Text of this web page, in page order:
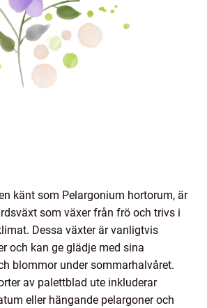
känt som Pelargonium hortorum, är
som växer från frö och trivs i
Dessa växter är vanligtvis
och kan ge glädje med sina
blommor under sommarhalvåret.
av palettblad ute inkluderar
eller hängande pelargoner och